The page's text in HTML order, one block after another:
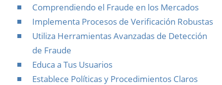
Comprendiendo el Fraude en los Mercados
Implementa Procesos de Verificación Robustas
Utiliza Herramientas Avanzadas de Detección
de Fraude
Educa a Tus Usuarios
Establece Políticas y Procedimientos Claros